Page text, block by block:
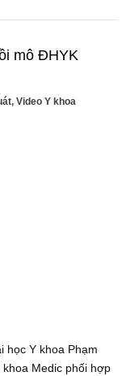
mô ĐHYK
, Video Y khoa
học Y khoa Phạm
Medic phối hợp